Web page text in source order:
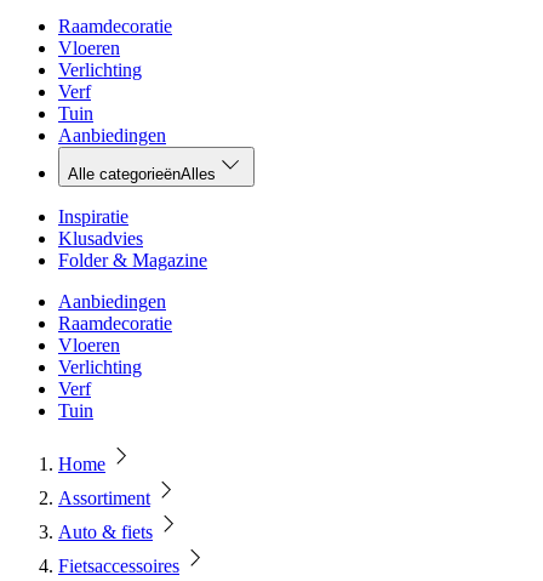
Raamdecoratie
Vloeren
Verlichting
Verf
Tuin
Aanbiedingen
Alle categorieënAlles
Inspiratie
Klusadvies
Folder & Magazine
Aanbiedingen
Raamdecoratie
Vloeren
Verlichting
Verf
Tuin
Home
Assortiment
Auto & fiets
Fietsaccessoires